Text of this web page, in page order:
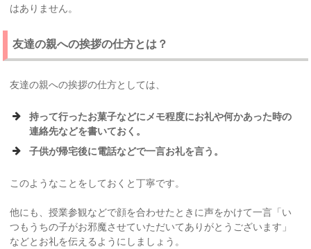
はありません。
友達の親への挨拶の仕方とは？
友達の親への挨拶の仕方としては、
持って行ったお菓子などにメモ程度にお礼や何かあった時の
連絡先などを書いておく。
子供が帰宅後に電話などで一言お礼を言う。
このようなことをしておくと丁寧です。
他にも、授業参観などで顔を合わせたときに声をかけて一言「い
つもうちの子がお邪魔させていただいてありがとうございます」
などとお礼を伝えるようにしましょう。